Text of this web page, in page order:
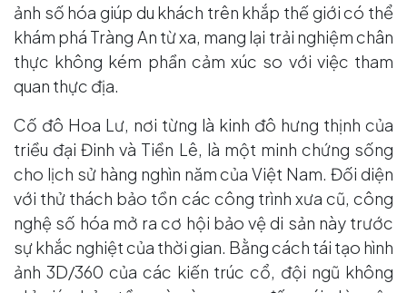
ảnh số hóa giúp du khách trên khắp thế giới có thể
khám phá Tràng An từ xa, mang lại trải nghiệm chân
thực không kém phần cảm xúc so với việc tham
quan thực địa.
Cố đô Hoa Lư, nơi từng là kinh đô hưng thịnh của
triều đại Đinh và Tiền Lê, là một minh chứng sống
cho lịch sử hàng nghìn năm của Việt Nam. Đối diện
với thử thách bảo tồn các công trình xưa cũ, công
nghệ số hóa mở ra cơ hội bảo vệ di sản này trước
sự khắc nghiệt của thời gian. Bằng cách tái tạo hình
ảnh 3D/360 của các kiến trúc cổ, đội ngũ không